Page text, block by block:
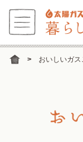
おいしいガス